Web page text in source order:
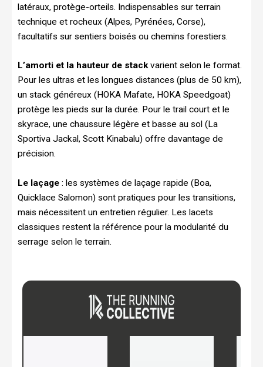
latéraux, protège-orteils. Indispensables sur terrain
technique et rocheux (Alpes, Pyrénées, Corse),
facultatifs sur sentiers boisés ou chemins forestiers.
L’amorti et la hauteur de stackvarient selon le format.
Pour les ultras et les longues distances (plus de 50 km),
un stack généreux (HOKA Mafate, HOKA Speedgoat)
protège les pieds sur la durée. Pour le trail court et le
skyrace, une chaussure légère et basse au sol (La
Sportiva Jackal, Scott Kinabalu) offre davantage de
précision.
Le laçage : les systèmes de laçage rapide (Boa,
Quicklace Salomon) sont pratiques pour les transitions,
mais nécessitent un entretien régulier. Les lacets
classiques restent la référence pour la modularité du
serrage selon le terrain.